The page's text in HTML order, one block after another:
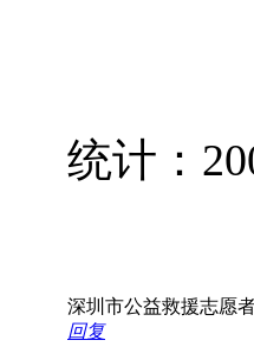
统计：
深圳市公益救援志愿
回复